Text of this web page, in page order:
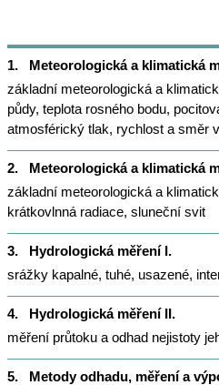
1.
Meteorologická a klimatická
základní meteorologická a
půdy, teplota rosného bodu,
atmosférický tlak, rychlost a směr
2.
Meteorologická a klimatická
základní meteorologická a
krátkovlnná radiace, sluneční svit
3.
Hydrologická měření I.
srážky kapalné, tuhé, usazené,
4.
Hydrologická měření II.
měření průtoku a odhad nejistoty
5.
Metody odhadu, měření a